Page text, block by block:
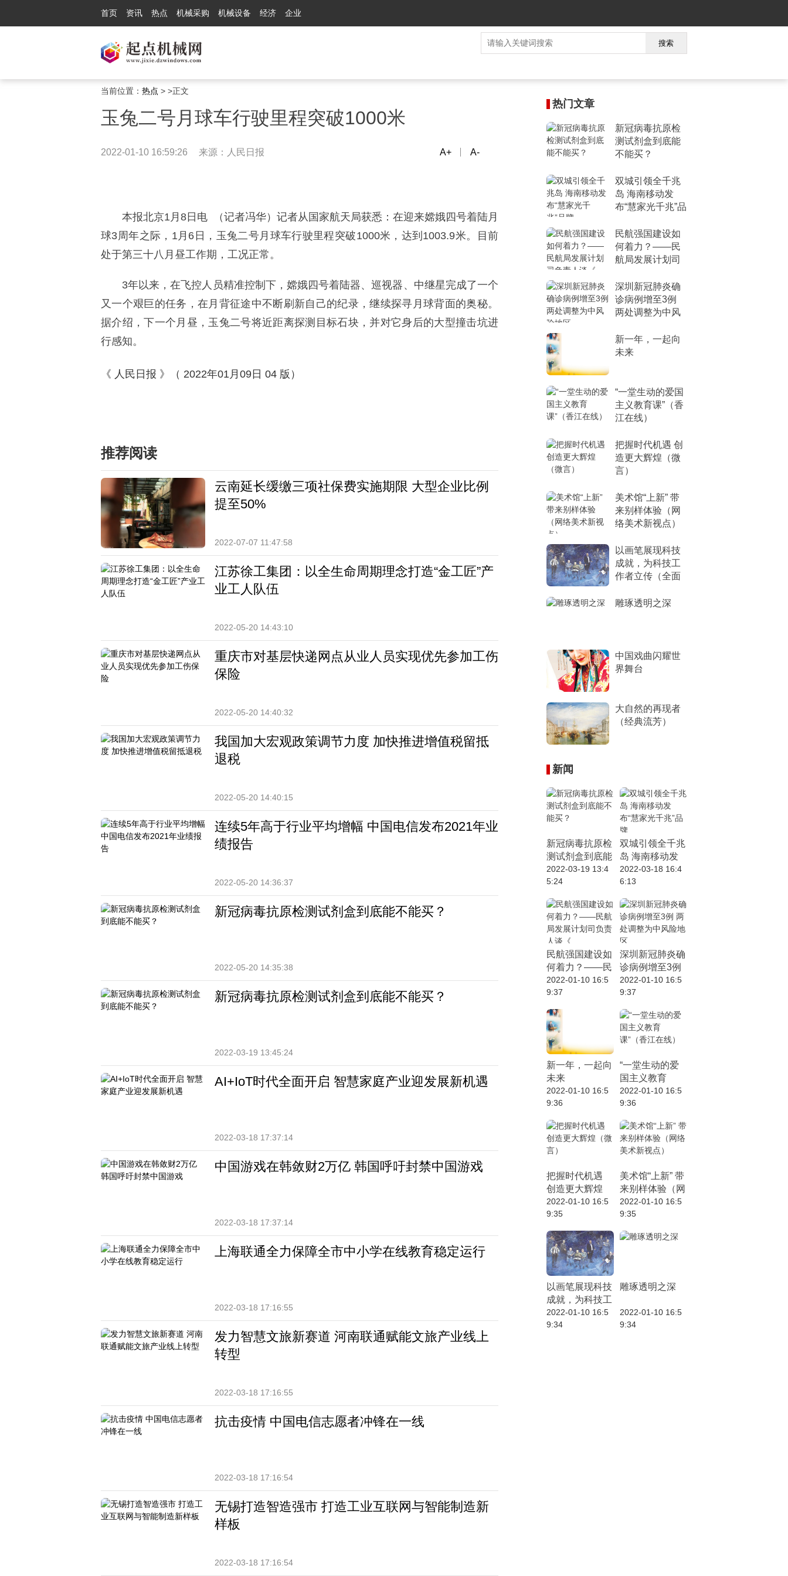
首页 资讯 热点 机械采购 机械设备 经济 企业
搜索
当前位置： 热点 > >正文
玉兔二号月球车行驶里程突破1000米
2022-01-10 16:59:26 来源：人民日报 A+ A-
本报北京1月8日电 （记者冯华）记者从国家航天局获悉：在迎来嫦娥四号着陆月
球3周年之际，1月6日，玉兔二号月球车行驶里程突破1000米，达到1003.9米。目前
处于第三十八月昼工作期，工况正常。
3年以来，在飞控人员精准控制下，嫦娥四号着陆器、巡视器、中继星完成了一个
又一个艰巨的任务，在月背征途中不断刷新自己的纪录，继续探寻月球背面的奥秘。
据介绍，下一个月昼，玉兔二号将近距离探测目标石块，并对它身后的大型撞击坑进
行感知。
《 人民日报 》（ 2022年01月09日 04 版）
推荐阅读
云南延长缓缴三项社保费实施期限 大型企业比例
提至50%
2022-07-07 11:47:58
江苏徐工集团：以全生命周期理念打造“金工匠”产
业工人队伍
2022-05-20 14:43:10
重庆市对基层快递网点从业人员实现优先参加工伤
保险
2022-05-20 14:40:32
我国加大宏观政策调节力度 加快推进增值税留抵
退税
2022-05-20 14:40:15
连续5年高于行业平均增幅 中国电信发布2021年业
绩报告
2022-05-20 14:36:37
新冠病毒抗原检测试剂盒到底能不能买？
2022-05-20 14:35:38
新冠病毒抗原检测试剂盒到底能不能买？
2022-03-19 13:45:24
AI+IoT时代全面开启 智慧家庭产业迎发展新机遇
2022-03-18 17:37:14
中国游戏在韩敛财2万亿 韩国呼吁封禁中国游戏
2022-03-18 17:37:14
上海联通全力保障全市中小学在线教育稳定运行
2022-03-18 17:16:55
发力智慧文旅新赛道 河南联通赋能文旅产业线上
转型
2022-03-18 17:16:55
抗击疫情 中国电信志愿者冲锋在一线
2022-03-18 17:16:54
无锡打造智造强市 打造工业互联网与智能制造新
样板
2022-03-18 17:16:54
热门文章
新冠病毒抗原检
测试剂盒到底能
不能买？
双城引领全千兆
岛 海南移动发
布“慧家光千兆”品
民航强国建设如
何着力？——民
航局发展计划司
深圳新冠肺炎确
诊病例增至3例
两处调整为中风
新一年，一起向
未来
“一堂生动的爱国
主义教育课”（香
江在线）
把握时代机遇 创
造更大辉煌（微
言）
美术馆“上新” 带
来别样体验（网
络美术新视点）
以画笔展现科技
成就，为科技工
作者立传（全面
雕琢透明之深
中国戏曲闪耀世
界舞台
大自然的再现者
（经典流芳）
新闻
新冠病毒抗原检
测试剂盒到底能
不能买？
2022-03-19 13:4
5:24
双城引领全千兆
岛 海南移动发
布“慧家光千
兆”品牌
2022-03-18 16:4
6:13
民航强国建设如
何着力？——民
航局发展计划司
负责人谈《
2022-01-10 16:5
9:37
深圳新冠肺炎确
诊病例增至3例
两处调整为中风
险地区
2022-01-10 16:5
9:37
新一年，一起向
未来
2022-01-10 16:5
9:36
“一堂生动的爱
国主义教育
课”（香江在
线）
2022-01-10 16:5
9:36
把握时代机遇
创造更大辉煌
（微言）
2022-01-10 16:5
9:35
美术馆“上新” 带
来别样体验（网
络美术新视点）
2022-01-10 16:5
9:35
以画笔展现科技
成就，为科技工
作者立传（全面
小康画卷）
2022-01-10 16:5
9:34
雕琢透明之深
2022-01-10 16:5
9:34